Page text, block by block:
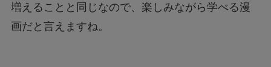
増えることと同じなので、楽しみながら学べる漫
画だと言えますね。